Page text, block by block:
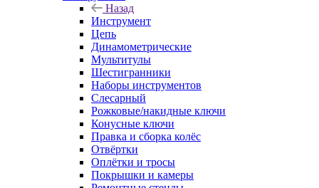
Назад
Инструмент
Цепь
Динамометрические
Мультитулы
Шестигранники
Наборы инструментов
Слесарный
Рожковые/накидные ключи
Конусные ключи
Правка и сборка колёс
Отвёртки
Оплётки и тросы
Покрышки и камеры